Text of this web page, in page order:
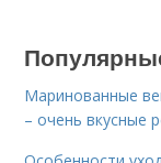
Маринованные
– очень вкусные